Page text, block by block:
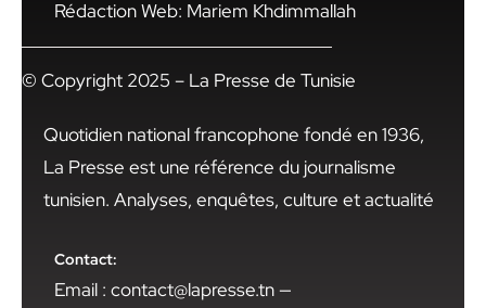
Rédaction Web: Mariem Khdimmallah
© Copyright 2025 – La Presse de Tunisie
Quotidien national francophone fondé en 1936,
La Presse est une référence du journalisme
tunisien. Analyses, enquêtes, culture et actualité
Contact:
Email : contact@lapresse.tn —